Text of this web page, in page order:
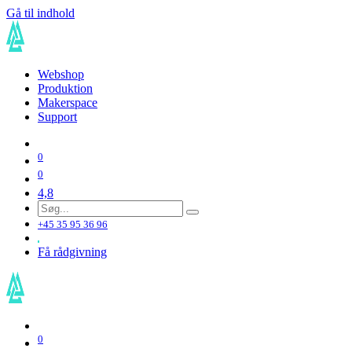
Gå til indhold
Webshop
Produktion
Makerspace
Support
0
0
4,8
+45 35 95 36 96
Få rådgivning
0